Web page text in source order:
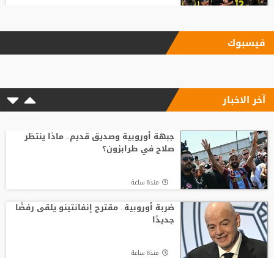
بأرقام استثنائية.. هل يكون كوبارسي
سعودي !!
قنبلة في ميركاتو الهلال.. عرض رسمي يُربك
حسابات مالكوم!
فيسبوك
آخر الاخبار
جبهة أوروبية وصديق قديم.. ماذا ينتظر
صلاح في طرابزون؟
منذ8 ساعة
ضربة أوروبية.. مقترح إنفانتينو يلقى رفضًا
جديدًا
منذ8 ساعة